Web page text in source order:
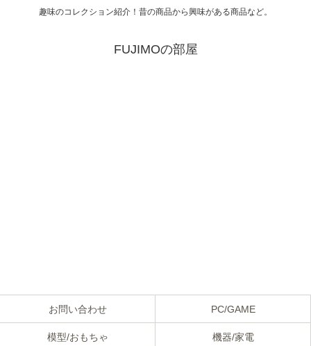
趣味のコレクション紹介！昔の商品から興味がある商品など。
FUJIMOの部屋
お問い合わせ PC/GAME
模型/おもちゃ 機器/家電